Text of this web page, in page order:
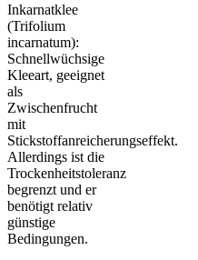
Inkarnatklee
(Trifolium
incarnatum):
Schnellwüchsige
Kleeart, geeignet
als
Zwischenfrucht
mit
Stickstoffanreicherungseffekt.
Allerdings ist die
Trockenheitstoleranz
begrenzt und er
benötigt relativ
günstige
Bedingungen.